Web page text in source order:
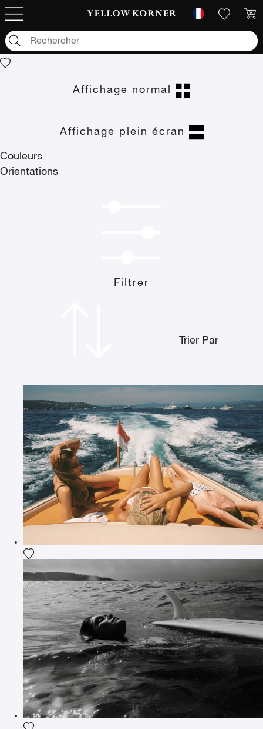
Photographies d'art / Summer Never Ends
Summer Never Ends
Affichage normal
Affichage plein écran
Couleurs
Orientations
Filtrer
Trier Par